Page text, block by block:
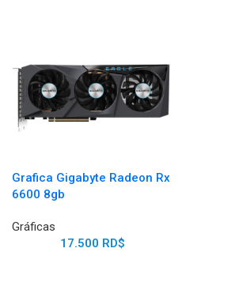
Grafica Gigabyte Radeon Rx
6600 8gb
Gráficas
17.500 RD$